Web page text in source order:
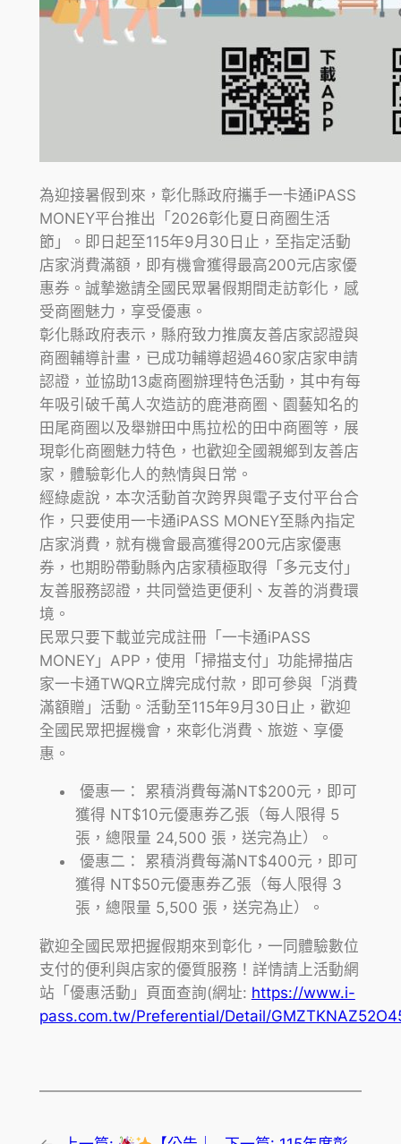
為迎接暑假到來，彰化縣政府攜手一卡通iPASS
MONEY平台推出「2026彰化夏日商圈生活
節」。即日起至115年9月30日止，至指定活動
店家消費滿額，即有機會獲得最高200元店家優
惠券。誠摯邀請全國民眾暑假期間走訪彰化，感
受商圈魅力，享受優惠。
彰化縣政府表示，縣府致力推廣友善店家認證與
商圈輔導計畫，已成功輔導超過460家店家申請
認證，並協助13處商圈辦理特色活動，其中有每
年吸引破千萬人次造訪的鹿港商圈、園藝知名的
田尾商圈以及舉辦田中馬拉松的田中商圈等，展
現彰化商圈魅力特色，也歡迎全國親鄉到友善店
家，體驗彰化人的熱情與日常。
經綠處說，本次活動首次跨界與電子支付平台合
作，只要使用一卡通iPASS MONEY至縣內指定
店家消費，就有機會最高獲得200元店家優惠
券，也期盼帶動縣內店家積極取得「多元支付」
友善服務認證，共同營造更便利、友善的消費環
境。
民眾只要下載並完成註冊「一卡通iPASS
MONEY」APP，使用「掃描支付」功能掃描店
家一卡通TWQR立牌完成付款，即可參與「消費
滿額贈」活動。活動至115年9月30日止，歡迎
全國民眾把握機會，來彰化消費、旅遊、享優
惠。
優惠一： 累積消費每滿NT$200元，即可
獲得 NT$10元優惠券乙張（每人限得 5
張，總限量 24,500 張，送完為止）。
優惠二： 累積消費每滿NT$400元，即可
獲得 NT$50元優惠券乙張（每人限得 3
張，總限量 5,500 張，送完為止）。
歡迎全國民眾把握假期來到彰化，一同體驗數位
支付的便利與店家的優質服務！詳情請上活動網
站「優惠活動」頁面查詢(網址: https://www.i-
pass.com.tw/Preferential/Detail/